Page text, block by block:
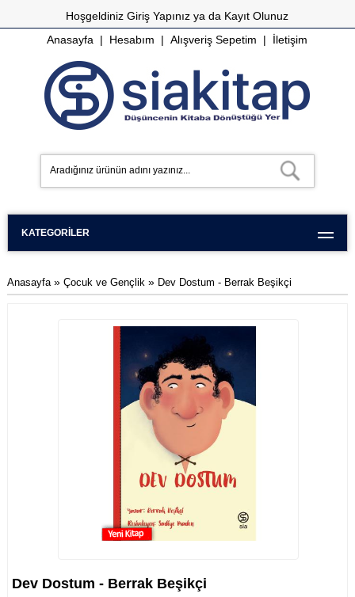
HoşgeldinizGiriş Yapınız ya da Kayıt Olunuz
Anasayfa | Hesabım |Alışveriş Sepetim | İletişim
KATEGORILER
Anasayfa » Çocuk ve Gençlik » Dev Dostum - Berrak Beşikçi
Dev Dostum - Berrak Beşikçi